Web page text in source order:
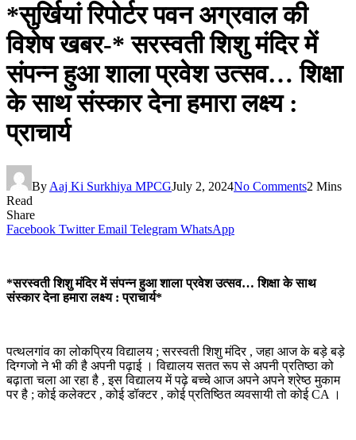
*सुर्खियां रिपोर्टर पवन अग्रवाल की
विशेष खबर-* सरस्वती शिशु मंदिर में
संपन्न हुआ शाला प्रवेश उत्सव… शिक्षा
के साथ संस्कार देना हमारा लक्ष्य :
प्राचार्य
By Aaj Ki Surkhiya MPCGJuly 2, 2024No Comments2 Mins
Read
Share
Facebook Twitter Email Telegram WhatsApp
*सरस्वती शिशु मंदिर में संपन्न हुआ शाला प्रवेश उत्सव… शिक्षा के साथ
संस्कार देना हमारा लक्ष्य : प्राचार्य*
पत्थलगांव का लोकप्रिय विद्यालय ; सरस्वती शिशु मंदिर , जहा आज के बड़े बड़े
दिग्गजो ने भी की है अपनी पढ़ाई । विद्यालय सतत रूप से अपनी प्रतिष्ठा को
बढ़ाता चला आ रहा है , इस विद्यालय में पढ़े बच्चे आज अपने अपने श्रेष्ठ मुकाम
पर है ; कोई कलेक्टर , कोई डॉक्टर , कोई प्रतिष्ठित व्यवसायी तो कोई CA ।